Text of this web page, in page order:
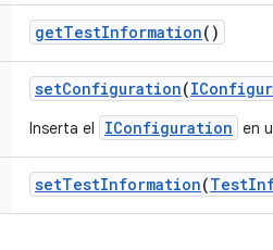
getTestInformation()
setConfiguration(
Inserta el IConfiguration en
setTestInformation(Test